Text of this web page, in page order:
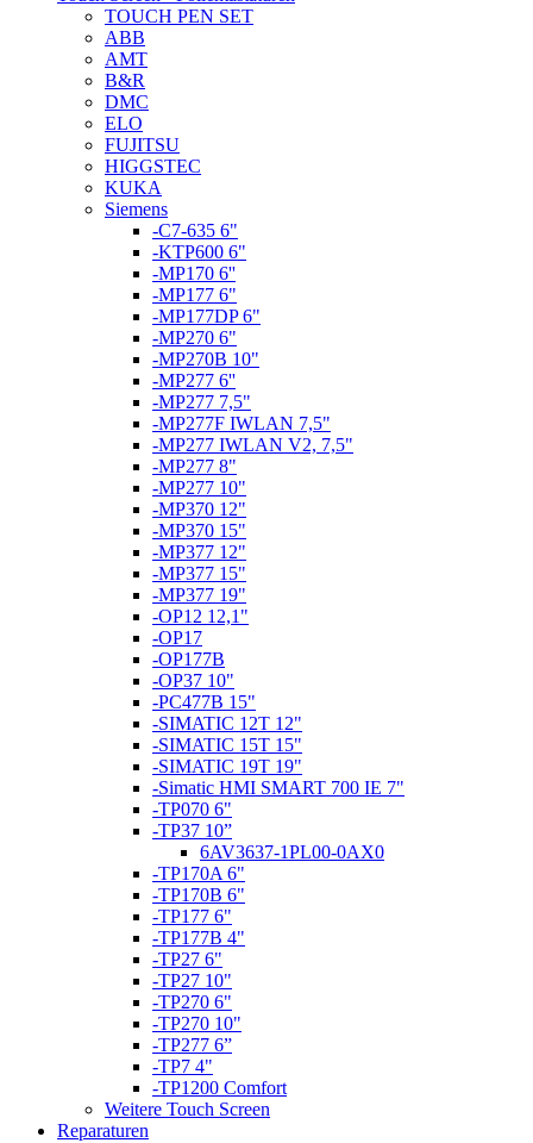
TOUCH PEN SET
ABB
AMT
B&R
DMC
ELO
FUJITSU
HIGGSTEC
KUKA
Siemens
-C7-635 6"
-KTP600 6"
-MP170 6''
-MP177 6"
-MP177DP 6"
-MP270 6"
-MP270B 10"
-MP277 6''
-MP277 7,5"
-MP277F IWLAN 7,5"
-MP277 IWLAN V2, 7,5"
-MP277 8"
-MP277 10"
-MP370 12"
-MP370 15"
-MP377 12"
-MP377 15"
-MP377 19"
-OP12 12,1"
-OP17
-OP177B
-OP37 10"
-PC477B 15"
-SIMATIC 12T 12"
-SIMATIC 15T 15"
-SIMATIC 19T 19"
-Simatic HMI SMART 700 IE 7"
-TP070 6"
-TP37 10”
6AV3637-1PL00-0AX0
-TP170A 6"
-TP170B 6"
-TP177 6"
-TP177B 4"
-TP27 6"
-TP27 10"
-TP270 6"
-TP270 10"
-TP277 6”
-TP7 4"
-TP1200 Comfort
Weitere Touch Screen
Reparaturen